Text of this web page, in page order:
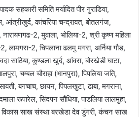
सहकारी समिति मर्यादित पीर गुराडिया,
कांचरिया चन्द्रावत, बोतलगंज,
नारायणगढ-2, मुवाला, भोलिया-2, श्री कृष्ण महिला
लामगरा-2, चिपलाना ढलमु मगरा, अर्निया गौड,
साठिया, कुण्डला खुर्द, आंवरा, बोरखेडी घाटा,
चम्बल चौराहा (भानपुरा), पिपलिया जति,
बगचाच, छायन, पिपलखुटा, ढाबा, मगराना,
रूपारेल, सिंदपन सौंधिया, पाडलिया लालमुंहा,
विकास साख संस्था बरखेडा देव डुंगरी, कंचन साख